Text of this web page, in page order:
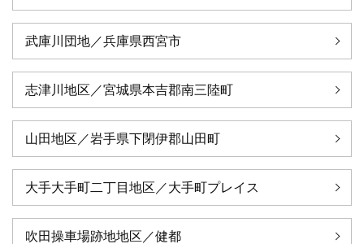
武庫川団地／兵庫県西宮市
志津川地区／宮城県本吉郡南三陸町
山田地区／岩手県下閉伊郡山田町
大手大手町二丁目地区／大手町プレイス
吹田操車場跡地地区／健都